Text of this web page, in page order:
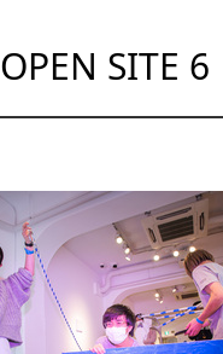
OPEN SITE 6